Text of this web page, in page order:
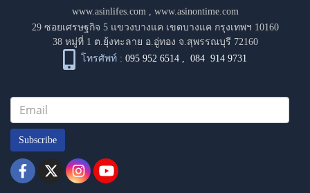
www.asinlifes.com, www.asinontime.com
29 ซอยเศรษฐกิจ 5 แขวงบางแค เขตบางแค กรุงเทพฯ 10160
38 หมู่ที่ 1 ต.ยุ้งทะลาย อ.อู่ทอง จ.สุพรรณบุรี 72160
โทรศัพท์ : 095 952 6514 ,084 914 9731
Subscribe